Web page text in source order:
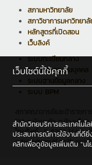
สภามหาวิทยาลัย
สภาวิชาการมหาวิทยาลั
หลักสูตรที่เปิดสอน
เว็บลิงค์
ระบบทะเบียนกลาง
ระบบบริหารงานบุคคล
ระบบฐานข้อมูลกลาง
ระบบ BPM
สภาคณาจารย์และข้าราชก
128 ถ.ห้วยแก้ว ต.ช้างเผือ
โทรศัพท์ : 0 5392 1444 , อี
เว็บไซต์นี้ใช้คุกกี้
สำนักวิทยบริการและเทคโนโ
ประสบการณ์การใช้งานที่ดียิ่
คลิกเพื่อดูข้อมูลเพิ่มเติม "นโ